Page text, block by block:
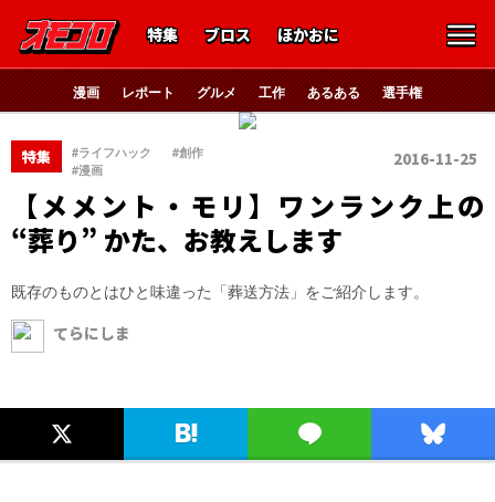
特集 ブロス ほかおに
漫画 レポート グルメ 工作 あるある 選手権
特集 #ライフハック #創作
#漫画
2016-11-25
【メメント・モリ】ワンランク上の
“葬り” かた、お教えします
既存のものとはひと味違った「葬送方法」をご紹介します。
てらにしま